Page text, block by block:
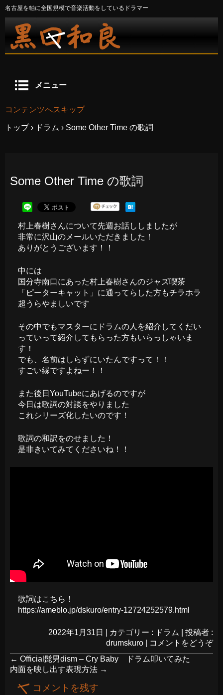
名古屋を軸に全国規模で音楽活動をしているドラマー
メニュー
コンテンツへスキップ
トップ › ドラム › Some Other Time の歌詞
Some Other Time の歌詞
村上春樹さんについて先週お話ししましたが
非常に沢山のメールいただきました！
ありがとうございます！！
中には
国分寺南口にあった村上春樹さんのジャズ喫茶
「ピーターキャット」に通ってらした方もチラホラ
超うらやましいです
その中でもマスターにドラムの人を紹介してくだい
っていって紹介してもらった方もいらっしゃいま
す！
でも、名前はしらずにいたんですって！！
すごい縁ですよねー！！
また後日YouTubeにあげるのですが
今日は歌詞の対談をやりました
これシリーズ化したいのです！
歌詞の和訳をのせました！
是非きいてみてくださいね！！
歌詞はこちら！
https://ameblo.jp/dskuro/entry-12724252579.html
2022年1月31日 カテゴリー : ドラム
投稿者 :
drumskuro
コメントをどうぞ
← Official髭男dism – Cry Baby ドラム叩いてみた
内面を映し出す表現方法 →
コメントを残す